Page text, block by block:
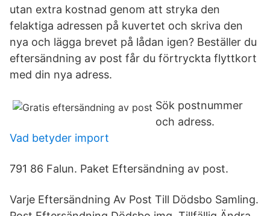
utan extra kostnad genom att stryka den
felaktiga adressen på kuvertet och skriva den
nya och lägga brevet på lådan igen? Beställer du
eftersändning av post får du förtryckta flyttkort
med din nya adress.
Sök postnummer
och adress.
Vad betyder import
791 86 Falun. Paket Eftersändning av post.
Varje Eftersändning Av Post Till Dödsbo Samling.